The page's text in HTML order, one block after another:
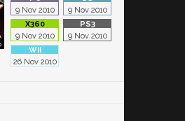
9 Nov 2010 9 Nov 2010
9 Nov 2010 9 Nov 2010
26 Nov 2010